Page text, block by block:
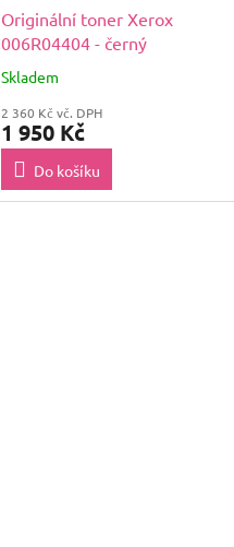
Originální toner Xerox
006R04404 - černý
Skladem
2 360 Kč vč. DPH
1 950 Kč
Do košíku